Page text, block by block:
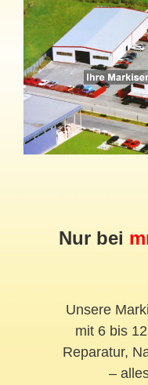
Nur bei
Unsere
mit 6 bis
Reparatur,
–